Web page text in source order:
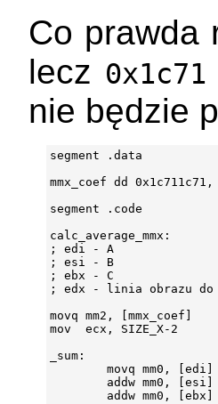
Co prawda
lecz 0x1c71
nie będzie
segment .data
mmx_coef dd 0x1c711c71,
segment .code
calc_average_mmx:
; edi - A
; esi - B
; ebx - C
; edx - linia obrazu do
movq mm2, [mmx_coef]
mov  ecx, SIZE_X-2
_sum:
        movq mm0, [edi]
        addw mm0, [esi]
addw mm0,